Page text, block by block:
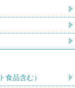
食品含む）